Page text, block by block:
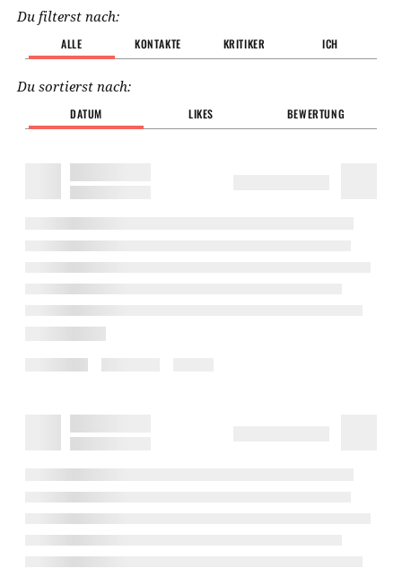
Du filterst nach:
ALLE KONTAKTE KRITIKER ICH
Du sortierst nach:
DATUM LIKES BEWERTUNG